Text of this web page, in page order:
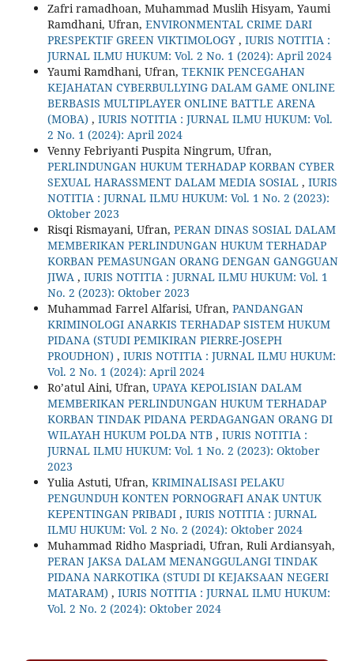
Zafri ramadhoan, Muhammad Muslih Hisyam, Yaumi
Ramdhani, Ufran, ENVIRONMENTAL CRIME DARI
PRESPEKTIF GREEN VIKTIMOLOGY , IURIS NOTITIA :
JURNAL ILMU HUKUM: Vol. 2 No. 1 (2024): April 2024
Yaumi Ramdhani, Ufran, TEKNIK PENCEGAHAN
KEJAHATAN CYBERBULLYING DALAM GAME ONLINE
BERBASIS MULTIPLAYER ONLINE BATTLE ARENA
(MOBA) , IURIS NOTITIA : JURNAL ILMU HUKUM: Vol.
2 No. 1 (2024): April 2024
Venny Febriyanti Puspita Ningrum, Ufran,
PERLINDUNGAN HUKUM TERHADAP KORBAN CYBER
SEXUAL HARASSMENT DALAM MEDIA SOSIAL , IURIS
NOTITIA : JURNAL ILMU HUKUM: Vol. 1 No. 2 (2023):
Oktober 2023
Risqi Rismayani, Ufran, PERAN DINAS SOSIAL DALAM
MEMBERIKAN PERLINDUNGAN HUKUM TERHADAP
KORBAN PEMASUNGAN ORANG DENGAN GANGGUAN
JIWA , IURIS NOTITIA : JURNAL ILMU HUKUM: Vol. 1
No. 2 (2023): Oktober 2023
Muhammad Farrel Alfarisi, Ufran, PANDANGAN
KRIMINOLOGI ANARKIS TERHADAP SISTEM HUKUM
PIDANA (STUDI PEMIKIRAN PIERRE-JOSEPH
PROUDHON) , IURIS NOTITIA : JURNAL ILMU HUKUM:
Vol. 2 No. 1 (2024): April 2024
Ro’atul Aini, Ufran, UPAYA KEPOLISIAN DALAM
MEMBERIKAN PERLINDUNGAN HUKUM TERHADAP
KORBAN TINDAK PIDANA PERDAGANGAN ORANG DI
WILAYAH HUKUM POLDA NTB , IURIS NOTITIA :
JURNAL ILMU HUKUM: Vol. 1 No. 2 (2023): Oktober
2023
Yulia Astuti, Ufran, KRIMINALISASI PELAKU
PENGUNDUH KONTEN PORNOGRAFI ANAK UNTUK
KEPENTINGAN PRIBADI , IURIS NOTITIA : JURNAL
ILMU HUKUM: Vol. 2 No. 2 (2024): Oktober 2024
Muhammad Ridho Maspriadi, Ufran, Ruli Ardiansyah,
PERAN JAKSA DALAM MENANGGULANGI TINDAK
PIDANA NARKOTIKA (STUDI DI KEJAKSAAN NEGERI
MATARAM) , IURIS NOTITIA : JURNAL ILMU HUKUM:
Vol. 2 No. 2 (2024): Oktober 2024